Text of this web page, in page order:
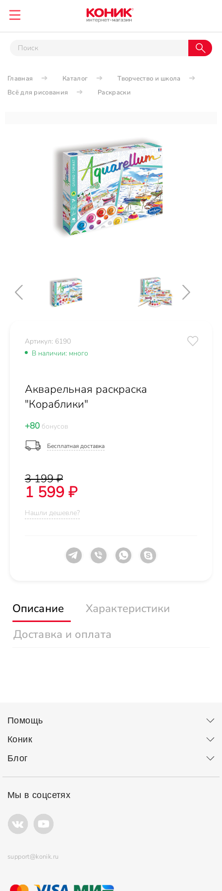
Главная Каталог
Творчество и школа
Всё для рисования
Раскраски
Артикул: 6190
В наличии: много
Акварельная раскраска
"Кораблики"
+80 бонусов
Бесплатная доставка
3 199 ₽
1 599 ₽
Нашли дешевле?
Описание
Характеристики
Доставка и оплата
Помощь
Коник
Блог
Мы в соцсетях
support@konik.ru